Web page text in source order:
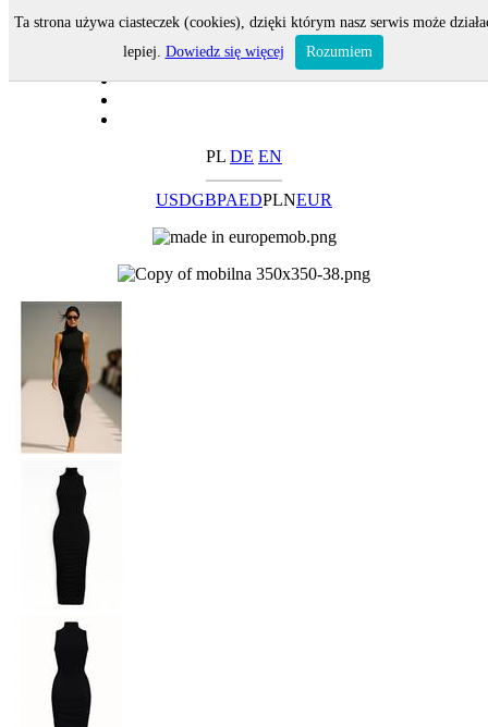
PL DE EN
USDGBPAEDPLNEUR
Ta strona używa ciasteczek (cookies), dzięki którym nasz serwis może
lepiej. Dowiedz się więcej Rozumiem